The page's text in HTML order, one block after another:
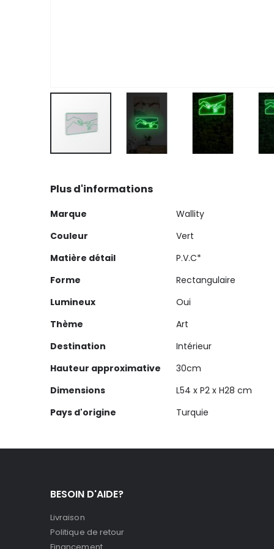
the
of
the
gallery
Plus d'informations
Plus
Marque
Wallity
Couleur
Vert
Matière détail
P.V.C*
Forme
Rectangulaire
Lumineux
Oui
Thème
Art
Destination
Intérieur
Hauteur approximative
30cm
Dimensions
L54 x P2 x H28 cm
Pays d'origine
Turquie
BESOIN D'AIDE?
Livraison
Politique de retour